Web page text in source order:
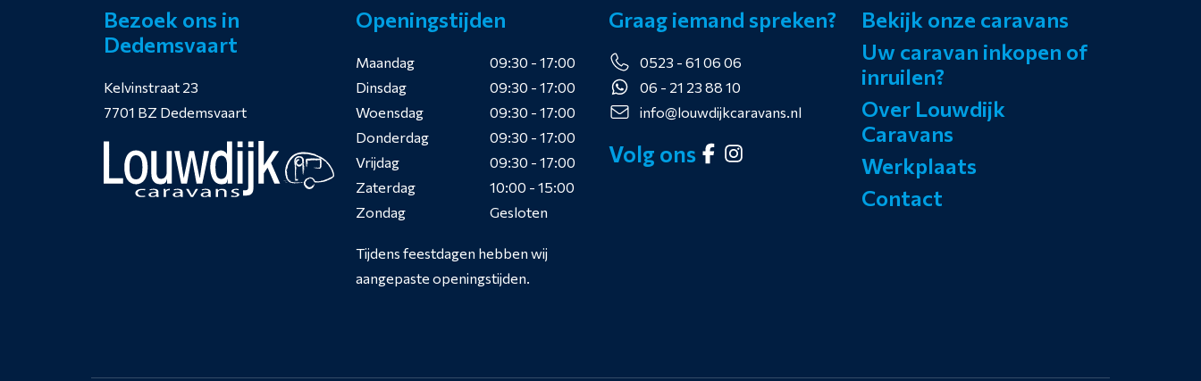
Bezoek ons in
Dedemsvaart
Kelvinstraat 23
7701 BZ Dedemsvaart
Openingstijden
Maandag
09:30 - 17:00
Dinsdag
09:30 - 17:00
Woensdag
09:30 - 17:00
Donderdag
09:30 - 17:00
Vrijdag
09:30 - 17:00
Zaterdag
10:00 - 15:00
Zondag
Gesloten
Tijdens feestdagen hebben wij
aangepaste openingstijden.
Graag iemand spreken?
0523 - 61 06 06
06 - 21 23 88 10
info@louwdijkcaravans.nl
Volg ons
Bekijk onze caravans
Uw caravan inkopen of
inruilen?
Over Louwdijk
Caravans
Werkplaats
Contact